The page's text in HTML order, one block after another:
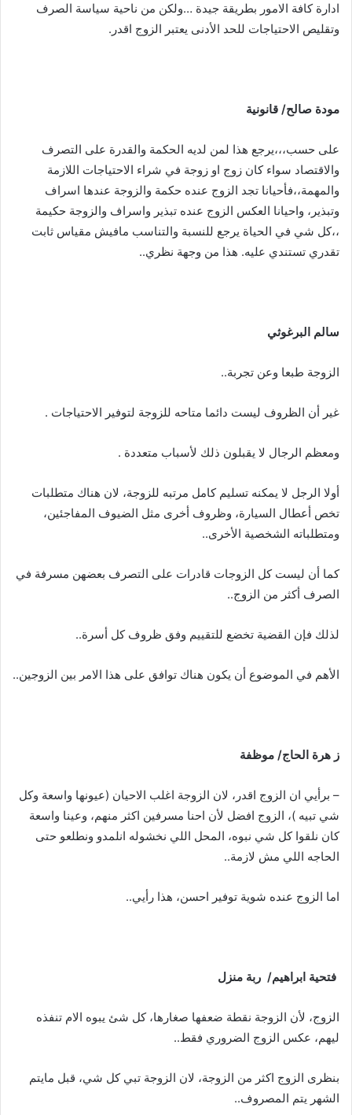
ادارة كافة الامور بطريقة جيدة …ولكن من ناحية سياسة الصرف
وتقليص الاحتياجات للحد الأدنى يعتبر الزوج اقدر.
مودة صالح/ قانونية
على حسب،،،يرجع هذا لمن لديه الحكمة والقدرة على التصرف
والاقتصاد سواء كان زوج او زوجة في شراء الاحتياجات اللازمة
والمهمة،،فأحيانا تجد الزوج عنده حكمة والزوجة عندها اسراف
وتبذير، واحيانا العكس الزوج عنده تبذير واسراف والزوجة حكيمة
،،كل شي في الحياة يرجع للنسبة والتناسب مافيش مقياس ثابت
تقدري تستندي عليه. هذا من وجهة نظري..
سالم البرغوثي
الزوجة طبعا وعن تجربة..
غير أن الظروف ليست دائما متاحه للزوجة لتوفير الاحتياجات .
ومعظم الرجال لا يقبلون ذلك لأسباب متعددة .
أولا الرجل لا يمكنه تسليم كامل مرتبه للزوجة، لان هناك متطلبات
تخص أعطال السيارة، وظروف أخرى مثل الضيوف المفاجئين،
ومتطلباته الشخصية الأخرى..
كما أن ليست كل الزوجات قادرات على التصرف بعضهن مسرفة في
الصرف أكثر من الزوج..
لذلك فإن القضية تخضع للتقييم وفق ظروف كل أسرة..
الأهم في الموضوع أن يكون هناك توافق على هذا الامر بين الزوجين..
ز هرة الحاج/ موظفة
– برأيي ان الزوج اقدر، لان الزوجة اغلب الاحيان (عيونها واسعة وكل
شي تبيه )، الزوج افضل لأن احنا مسرفين اكثر منهم، وعينا واسعة
كان نلقوا كل شي نبوه، المحل اللي نخشوله انلمدو ونطلعو حتى
الحاجه اللي مش لازمة..
اما الزوج عنده شوية توفير احسن، هذا رأيي..
فتحية ابراهيم/ ربة منزل
الزوج، لأن الزوجة نقطة ضعفها صغارها، كل شئ يبوه الام تنفذه
ليهم، عكس الزوج الضروري فقط..
بنظرى الزوج اكثر من الزوجة، لان الزوجة تبي كل شي، قبل مايتم
الشهر يتم المصروف..